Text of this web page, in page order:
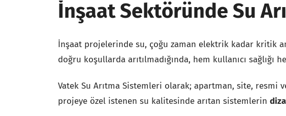
İnşaat Sektöründe Su
İnşaat projelerinde su, çoğu zaman elektrik kadar kritik
doğru koşullarda arıtılmadığında, hem kullanıcı
Vatek Su Arıtma Sistemleri olarak; apartman, site, resmi
projeye özel istenen su kalitesinde arıtan sistemlerin